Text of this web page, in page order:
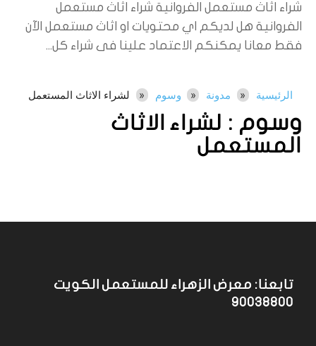
وسوم : لشراء الاثاث
المستعمل
الرئيسية مدونة وسوم لشراء الاثاث المستعمل
شراء اثاث مستعمل الفروانية شراء اثاث مستعمل
الفروانية هل لديكم اي محتويات او اثاث مستعمل الآن
فقط معانا يمكنكم الاعتماد علينا فى شراء كل...
تابعنا: معرض الزهراء للمستعمل الكويت
90038800